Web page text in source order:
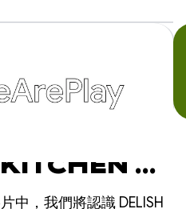
解決晚餐難
如
名家庭廚師
中，我們將認識 DELISH